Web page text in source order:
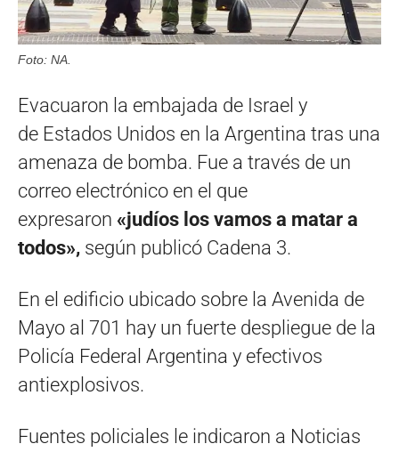
Foto: NA.
Evacuaron la embajada de Israel y
de Estados Unidos en la Argentina tras una
amenaza de bomba. Fue a través de un
correo electrónico en el que
expresaron «judíos los vamos a matar a
todos», según publicó Cadena 3.
En el edificio ubicado sobre la Avenida de
Mayo al 701 hay un fuerte despliegue de la
Policía Federal Argentina y efectivos
antiexplosivos.
Fuentes policiales le indicaron a Noticias